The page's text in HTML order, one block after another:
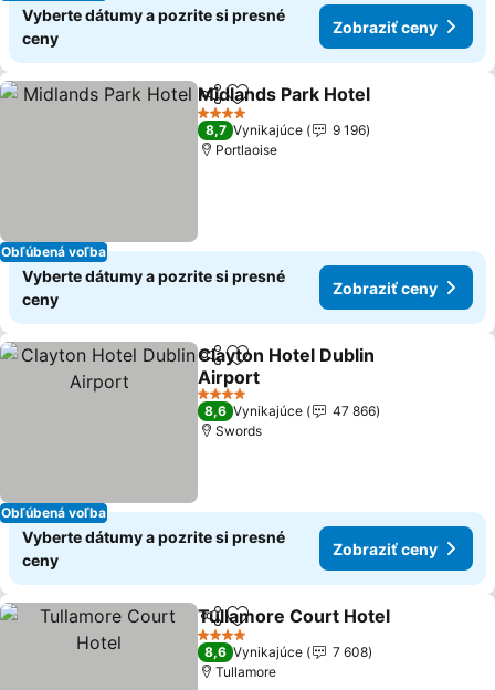
Vyberte dátumy a pozrite si presné
ceny
Zobraziť ceny
Obľúbená voľba
ZdieľaťPridať do obľúbených
Midlands Park Hotel
4 Počet hviezdičiek
8,7 Vynikajúce
9 196
Portlaoise
Vyberte dátumy a pozrite si presné
ceny
Zobraziť ceny
Obľúbená voľba
ZdieľaťPridať do obľúbených
Clayton Hotel Dublin
Airport
Zobraziť ceny
4 Počet hviezdičiek
8,6 Vynikajúce
47 866
Swords
Vyberte dátumy a pozrite si presné
ceny
Zobraziť ceny
ZdieľaťPridať do obľúbených
Tullamore Court Hotel
4 Počet hviezdičiek
8,6 Vynikajúce
7 608
Tullamore